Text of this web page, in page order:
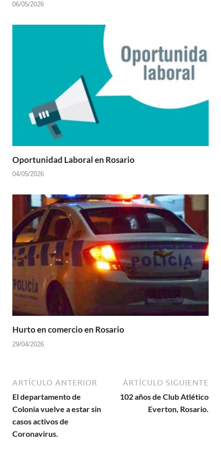
06/05/2026
Oportunidad Laboral en Rosario
04/05/2026
Hurto en comercio en Rosario
29/04/2026
ARTÍCULO ANTERIOR
El departamento de
Colonia vuelve a estar sin
casos activos de
Coronavirus.
ARTÍCULO SIGUIENTE
102 años de Club Atlético
Everton, Rosario.